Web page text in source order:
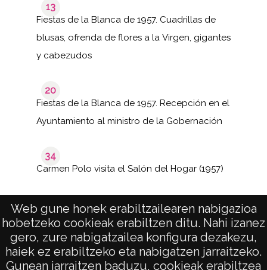
Web gune honek erabiltzailearen nabigazioa
hobetzeko cookieak erabiltzen ditu. Nahi izanez
gero, zure nabigatzailea konfigura dezakezu,
haiek ez erabiltzeko eta nabigatzen jarraitzeko.
Gunean jarraitzen baduzu, cookieak erabiltzea
13
Fiestas de la Blanca de 1957. Cuadrillas de
blusas, ofrenda de flores a la Virgen, gigantes
y cabezudos
20
Fiestas de la Blanca de 1957. Recepción en el
Ayuntamiento al ministro de la Gobernación
34
Carmen Polo visita el Salón del Hogar (1957)
de 1
páginas
1–6
de 6
results